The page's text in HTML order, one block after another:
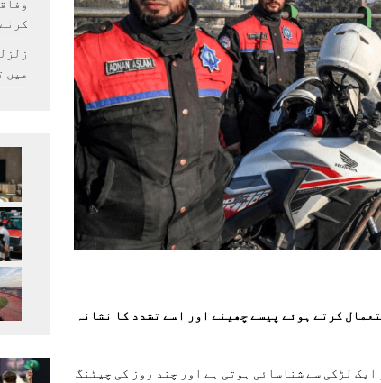
کرتے ہوئے پیسے چھینے اور اسے تشدد کا نشانہ
لڑکی سے شناسائی ہوتی ہے اور چند روز کی چیٹنگ
میں